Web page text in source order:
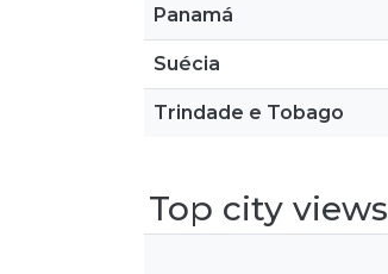
Panamá
Suécia
Trindade e Tobago
Top city views